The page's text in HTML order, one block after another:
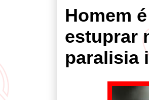
Homem
estuprar
paralisia